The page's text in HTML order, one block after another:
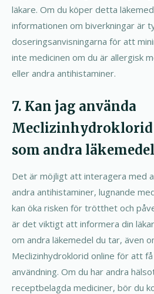
läkare. Om du köper detta
informationen om biverkningar är
doseringsanvisningarna för att
inte medicinen om du är allergisk
eller andra antihistaminer.
7. Kan jag använda
som andra
Det är möjligt att interagera med
andra antihistaminer, lugnande
kan öka risken för trötthet och
är det viktigt att informera din
om andra läkemedel du tar, även
Meclizinhydroklorid online för att
användning. Om du har andra
receptbelagda mediciner, bör du